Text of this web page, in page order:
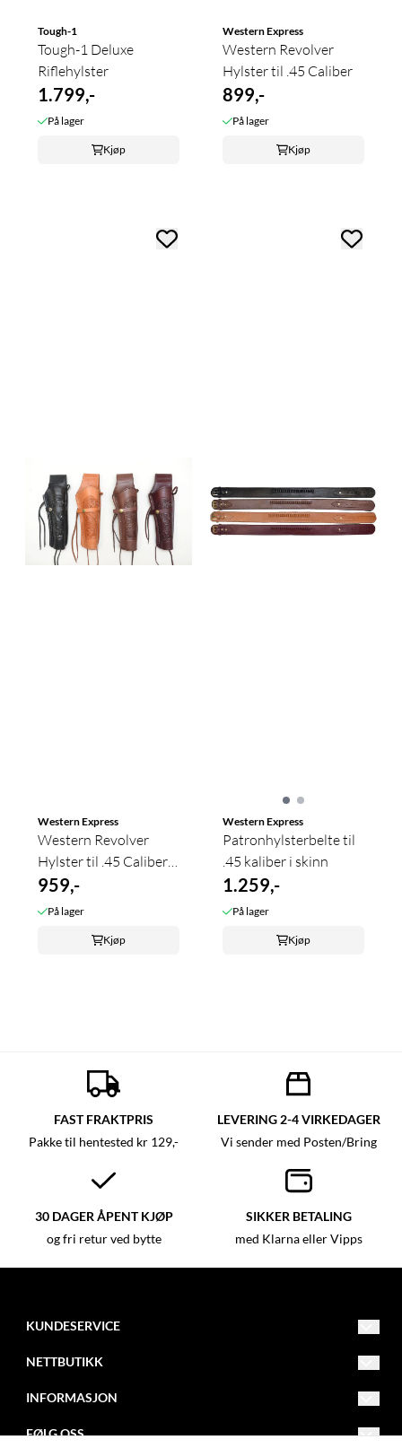
Tough-1
Tough-1 Deluxe
Riflehylster
1.799,-
På lager
Kjøp
Western Express
Western Revolver
Hylster til .45 Caliber
899,-
På lager
Kjøp
Western Express
Western Revolver
Hylster til .45 Caliber -
...
959,-
På lager
Kjøp
Western Express
Patronhylsterbelte til
.45 kaliber i skinn
1.259,-
På lager
Kjøp
FAST FRAKTPRIS
Pakke til hentested kr 129,-
LEVERING 2-4 VIRKEDAGER
Vi sender med Posten/Bring
30 DAGER ÅPENT KJØP
og fri retur ved bytte
SIKKER BETALING
med Klarna eller Vipps
KUNDESERVICE
kundeservice@westernbutikken.no
Returadresse:
Westernbutikken AS
NETTBUTIKK
INFORMASJON
FØLG OSS